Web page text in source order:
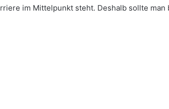
im Mittelpunkt steht. Deshalb sollte